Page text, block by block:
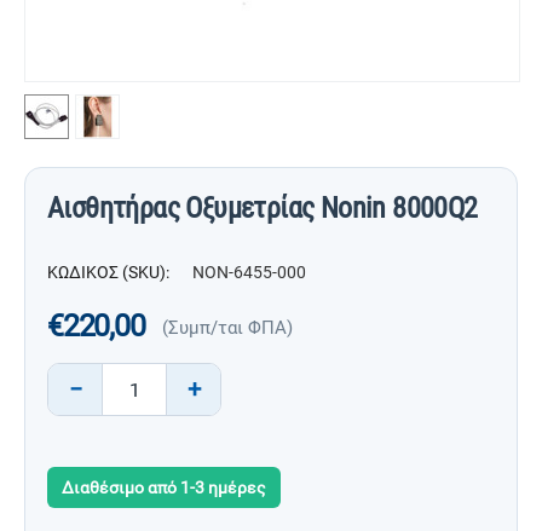
Αισθητήρας Οξυμετρίας Nonin 8000Q2
ΚΩΔΙΚΟΣ (SKU): NON-6455-000
€220,00 (Συμπ/ται ΦΠΑ)
+
−
Διαθέσιμο από 1-3 ημέρες